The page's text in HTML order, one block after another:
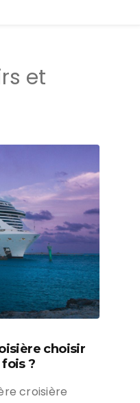
et
choisir
?
croisière